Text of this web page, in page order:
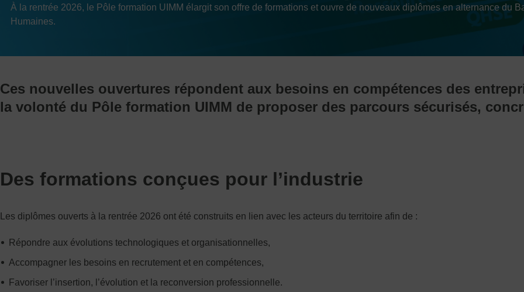
À la rentrée 2026, le Pôle formation UIMM élargit son offre de formations et ouvre de nouveaux diplômes en alternance du
Humaines.
Ces nouvelles ouvertures répondent aux besoins en compétences des
la volonté du Pôle formation UIMM de proposer des parcours sécurisés,
Des formations conçues pour l’industrie
Les diplômes ouverts à la rentrée 2026 ont été construits en lien avec les acteurs du territoire afin de :
Répondre aux évolutions technologiques et organisationnelles,
Accompagner les besoins en recrutement et en compétences,
Favoriser l’insertion, l’évolution et la reconversion professionnelle.